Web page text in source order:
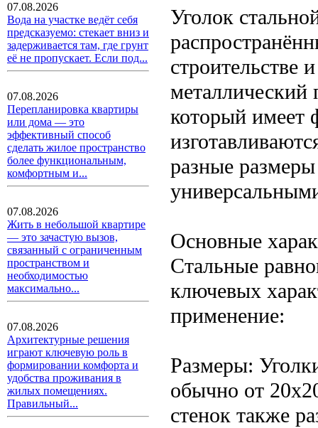
07.08.2026
Вода на участке ведёт себя
предсказуемо: стекает вниз и
задерживается там, где грунт
её не пропускает. Если под...
07.08.2026
Перепланировка квартиры
или дома — это
эффективный способ
сделать жилое пространство
более функциональным,
комфортным и...
07.08.2026
Жить в небольшой квартире
— это зачастую вызов,
связанный с ограниченным
пространством и
необходимостью
максимально...
07.08.2026
Архитектурные решения
играют ключевую роль в
формировании комфорта и
удобства проживания в
жилых помещениях.
Правильный...
Уголок
строительстве
который имеет
разные
Основные
Стальные
ключевых
применение:
Размеры:
обычно от
стенок также